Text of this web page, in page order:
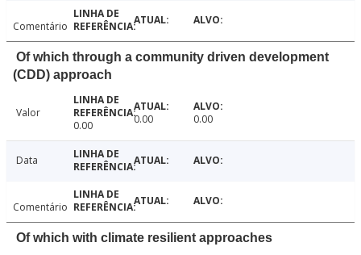
Comentário
Of which through a community driven development
(CDD) approach
Valor
0.00
0.00 0.00
Data
Comentário
Of which with climate resilient approaches